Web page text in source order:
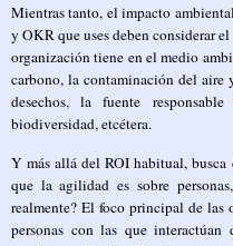
Mientras tanto, el impacto
y OKR que uses deben considerar
organización tiene en el medio
carbono, la contaminación del
desechos, la fuente
biodiversidad, etcétera.
Y más allá del ROI habitual,
que la agilidad es sobre
realmente? El foco principal de las
personas con las que